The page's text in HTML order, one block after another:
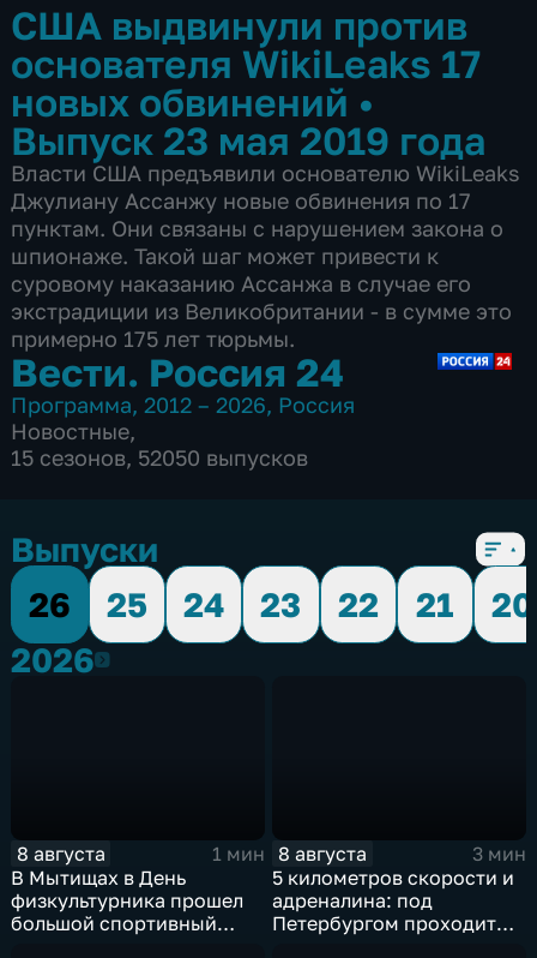
США выдвинули против
основателя WikiLeaks 17
новых обвинений •
Выпуск 23 мая 2019 года
Власти США предъявили основателю WikiLeaks
Джулиану Ассанжу новые обвинения по 17
пунктам. Они связаны с нарушением закона о
шпионаже. Такой шаг может привести к
суровому наказанию Ассанжа в случае его
экстрадиции из Великобритании - в сумме это
примерно 175 лет тюрьмы.
Вести. Россия 24
Программа, 2012 – 2026, Россия
Новостные,
15 сезонов, 52050 выпусков
Выпуски
26
25 24 23 22 21
20
20262026
8 августа
1 мин
В Мытищах в День
физкультурника прошел
большой спортивный
8 августа
3 мин
5 километров скорости и
адреналина: под
Петербургом проходит